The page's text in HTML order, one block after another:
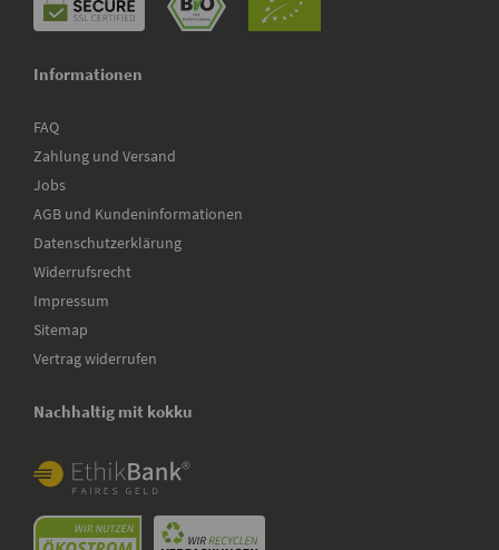
Informationen
FAQ
Zahlung und Versand
Jobs
AGB und Kundeninformationen
Datenschutzerklärung
Widerrufsrecht
Impressum
Sitemap
Vertrag widerrufen
Nachhaltig mit kokku